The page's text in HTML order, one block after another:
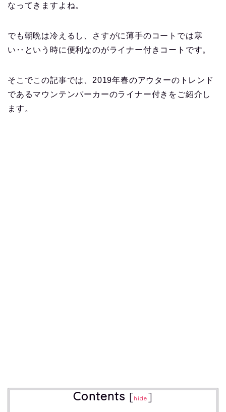
なってきますよね。
でも朝晩は冷えるし、さすがに薄手のコートでは寒
い‥という時に便利なのがライナー付きコートです。
そこでこの記事では、2019年春のアウターのトレンド
であるマウンテンパーカーのライナー付きをご紹介し
ます。
Contents [hide ]